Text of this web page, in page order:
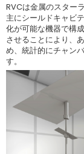
RVCは金属のスター
主にシールドキャビ
化が可能な機器で構
させることにより、
め、統計的にチャン
す。